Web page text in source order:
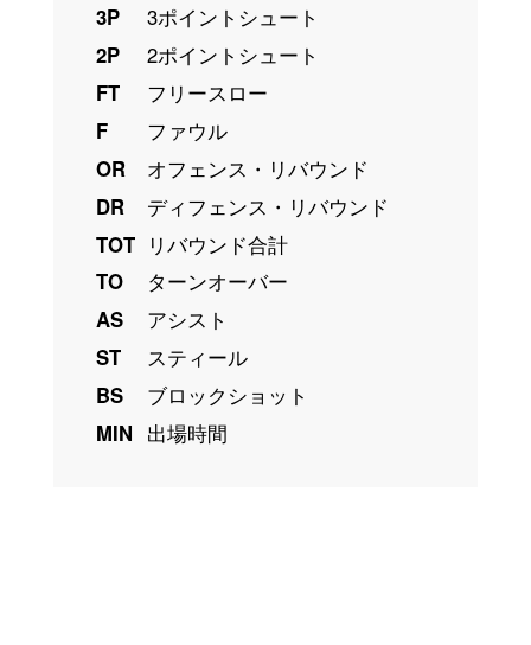
3P
3ポイントシュート
2P
2ポイントシュート
FT
フリースロー
F
ファウル
OR
オフェンス・リバウンド
DR
ディフェンス・リバウンド
TOT リバウンド合計
TO
ターンオーバー
AS
アシスト
ST
スティール
BS
ブロックショット
MIN 出場時間